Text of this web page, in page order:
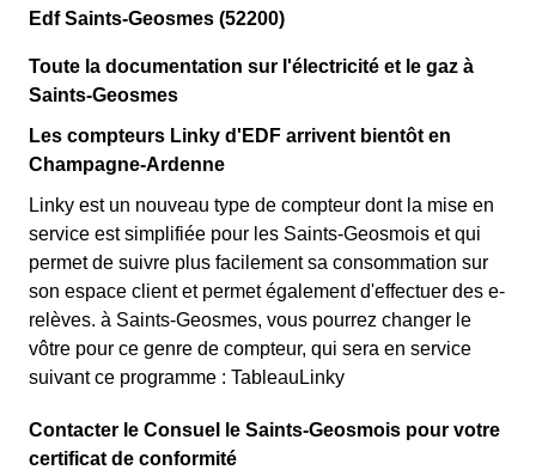
Edf Saints-Geosmes (52200)
Toute la documentation sur l'électricité et le gaz à
Saints-Geosmes
Les compteurs Linky d'EDF arrivent bientôt en
Champagne-Ardenne
Linky est un nouveau type de compteur dont la mise en
service est simplifiée pour les Saints-Geosmois et qui
permet de suivre plus facilement sa consommation sur
son espace client et permet également d'effectuer des e-
relèves. à Saints-Geosmes, vous pourrez changer le
vôtre pour ce genre de compteur, qui sera en service
suivant ce programme : TableauLinky
Contacter le Consuel le Saints-Geosmois pour votre
certificat de conformité